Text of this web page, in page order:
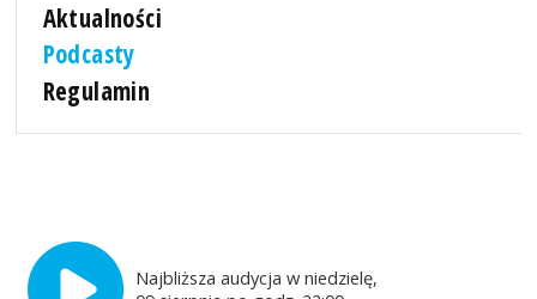
Aktualności
Podcasty
Regulamin
Najbliższa audycja w niedzielę,